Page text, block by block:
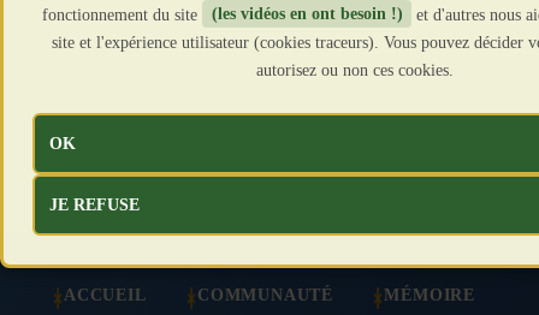
ACCUEIL COMMUNAUTÉ MÉMOIRE
fonctionnement du site
(les vidéos en ont besoin !)
et d'autres nous
site et l'expérience utilisateur (cookies traceurs). Vous pouvez décider
autorisez ou non ces cookies.
OK
JE REFUSE